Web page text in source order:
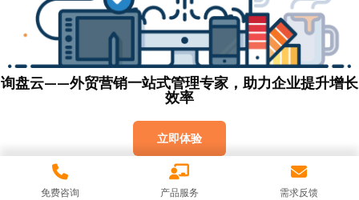
询盘云——外贸营销一站式管理专家，助力企业提升增长
效率
立即体验
免费咨询 产品服务 需求反馈